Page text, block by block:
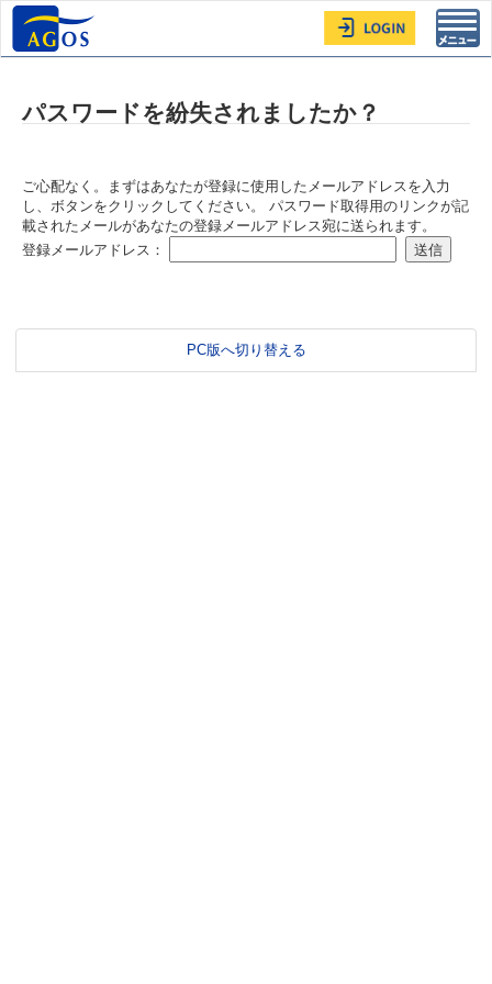
パスワードを紛失されましたか？
ご心配なく。まずはあなたが登録に使用したメールアドレスを入力
し、ボタンをクリックしてください。 パスワード取得用のリンクが記
載されたメールがあなたの登録メールアドレス宛に送られます。
登録メールアドレス：
PC版へ切り替える